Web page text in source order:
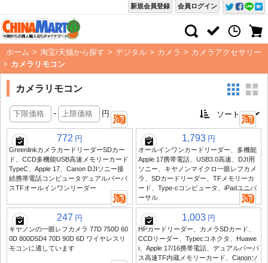
会員ログイン
新規会員登録
ホーム > 淘宝/天猫から探す > デジタル > カメラ > カメラアクセサリー
> カメラリモコン
カメラリモコン
- 円
772 円
GreenlinkカメラカードリーダーSDカー
ド、CCD多機能USB高速メモリーカード
TypeC、Apple 17、Canon DJIソニー接
続携帯電話コンピュータデュアルパーパ
スTFオールインワンリーダー
1,793 円
オールインワンカードリーダー、多機能
Apple 17携帯電話、USB3.0高速、DJI用
ソニー、キヤノンマイクロ一眼レフカメ
ラ、SDカードリーダー、TFメモリーカ
ード、Type-cコンピュータ、iPadユニバ
ーサル
247 円
キヤノンの一眼レフカメラ 77D 750D 60
0D 800D5D4 70D 90D 6D ワイヤレスリ
モコンに適しています
1,003 円
HPカードリーダー、カメラSDカード、
CCDリーダー、Typecコネクタ、Huawe
i、Apple 17/16携帯電話、デュアルパーパ
ス高速TF内蔵メモリーカード、Canonソ